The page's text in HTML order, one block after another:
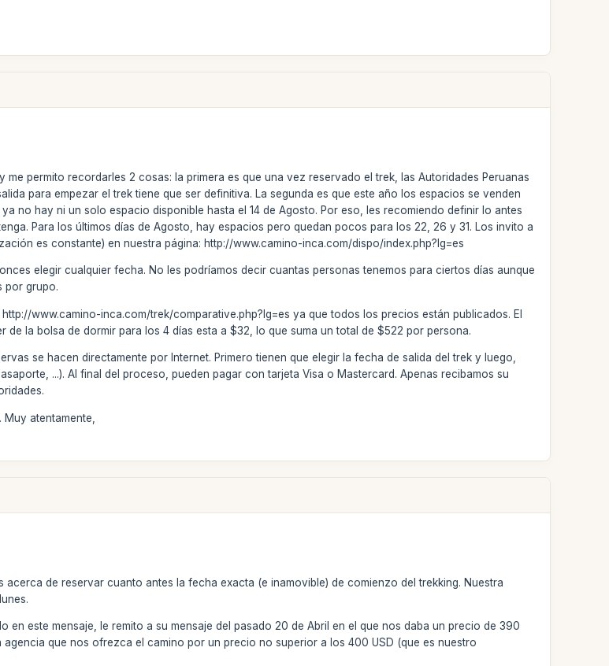
permito recordarles 2 cosas: la primera es que una vez reservado el trek, las Autoridades Peruanas
para empezar el trek tiene que ser definitiva. La segunda es que este año los espacios se venden
no hay ni un solo espacio disponible hasta el 14 de Agosto. Por eso, les recomiendo definir lo antes
Para los últimos días de Agosto, hay espacios pero quedan pocos para los 22, 26 y 31. Los invito a
es constante) en nuestra página: http://www.camino-inca.com/dispo/index.php?lg=es
elegir cualquier fecha. No les podríamos decir cuantas personas tenemos para ciertos días aunque
por grupo.
www.camino-inca.com/trek/comparative.php?lg=es ya que todos los precios están publicados. El
la bolsa de dormir para los 4 días esta a $32, lo que suma un total de $522 por persona.
se hacen directamente por Internet. Primero tienen que elegir la fecha de salida del trek y luego,
...). Al final del proceso, pueden pagar con tarjeta Visa o Mastercard. Apenas recibamos su
atentamente,
de reservar cuanto antes la fecha exacta (e inamovible) de comienzo del trekking. Nuestra
en este mensaje, le remito a su mensaje del pasado 20 de Abril en el que nos daba un precio de 390
que nos ofrezca el camino por un precio no superior a los 400 USD (que es nuestro